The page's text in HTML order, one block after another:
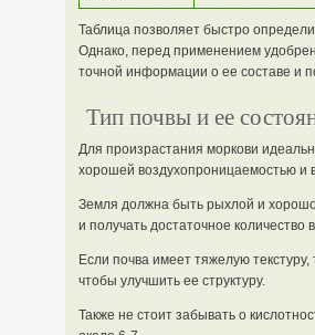
Таблица позволяет быстро
Однако, перед применением
точной информации о ее составе и
Тип почвы и ее
Для произрастания моркови
хорошей воздухопроницаемостью и
Земля должна быть рыхлой и хорошо
и получать достаточное количество
Если почва имеет тяжелую
чтобы улучшить ее структуру.
Также не стоит забывать о